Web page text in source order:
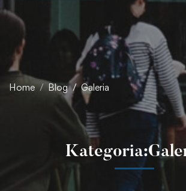
Home Blog Galeria